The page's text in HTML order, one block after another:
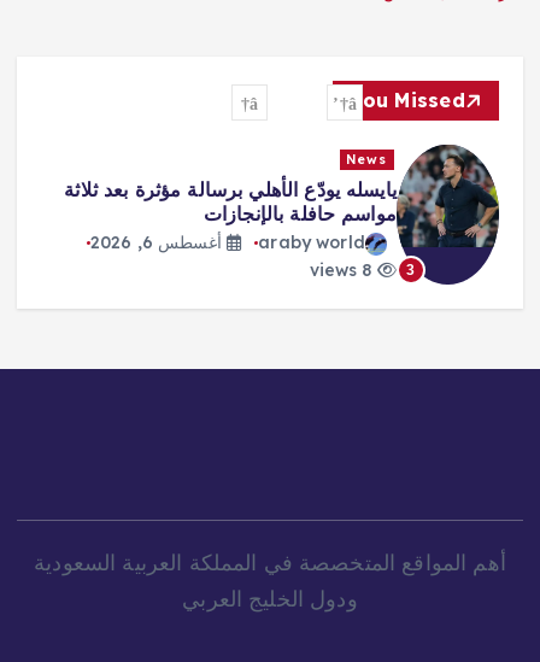
You Missed
3
News
يايسله يودّع الأهلي برسالة مؤثرة بعد ثلاثة
مواسم حافلة بالإنجازات
araby world
أغسطس 6, 2026
أهم المواقع المتخصصة في المملكة العربية السعودية
ودول الخليج العربي